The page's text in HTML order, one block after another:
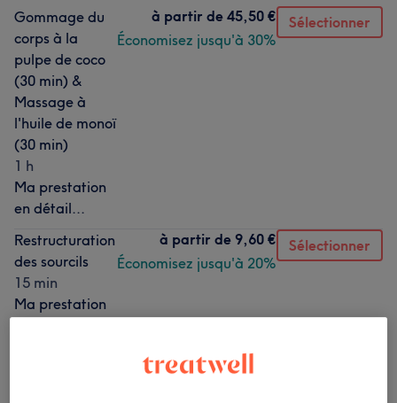
Gommage du
corps à la
pulpe de coco
(30 min) &
Massage à
l'huile de monoï
(30 min)
1 h
Ma prestation
en détail...
à partir de 45,50 €
Économisez jusqu'à 30%
Sélectionner
Restructuration
des sourcils
15 min
Ma prestation
à partir de 9,60 €
Économisez jusqu'à 20%
Sélectionner
à partir de 24 €